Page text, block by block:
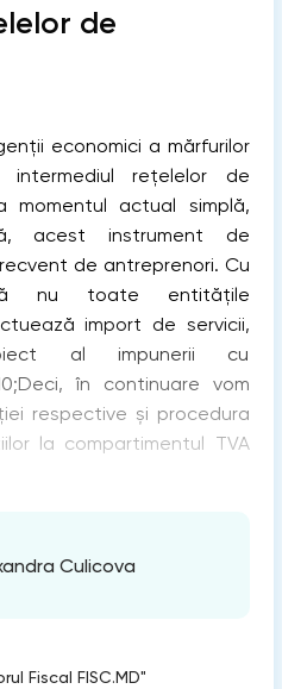
de
economici a mărfurilor
rețelelor de
momentul actual simplă,
acest instrument de
de antreprenori. Cu
nu toate entitățile
import de servicii,
al impunerii cu
în continuare vom
respective și procedura
la compartimentul TVA
Culicova
Fiscal FISC.MD"